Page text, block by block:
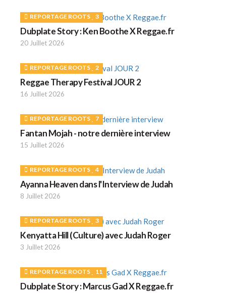
REPORTAGE ROOTS 3
Dubplate Story : Ken Boothe X Reggae.fr
20 Juillet 2026
REPORTAGE ROOTS 2
Reggae Therapy Festival JOUR 2
16 Juillet 2026
REPORTAGE ROOTS 7
Fantan Mojah - notre dernière interview
15 Juillet 2026
REPORTAGE ROOTS 4
Ayanna Heaven dans l'Interview de Judah
8 Juillet 2026
REPORTAGE ROOTS 3
Kenyatta Hill (Culture) avec Judah Roger
3 Juillet 2026
REPORTAGE ROOTS 11
Dubplate Story : Marcus Gad X Reggae.fr